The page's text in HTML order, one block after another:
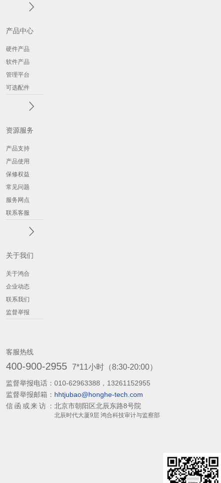
产品中心
硬件产品
软件产品
管理平台
可选配件
资源服务
产品支持
产品使用
保修权益
常见问题
服务网点
联系客服
关于我们
关于鸿合
企业动态
联系我们
监督举报
客服热线
400-900-2955 7*11小时（8:30-20:00）
监督举报电话： 010-62963388，13261152955
监督举报邮箱： hhtjubao@honghe-tech.com
信函或来访： 北京市朝阳区北辰东路8号院
北辰时代大厦9层 鸿合科技审计与监察部